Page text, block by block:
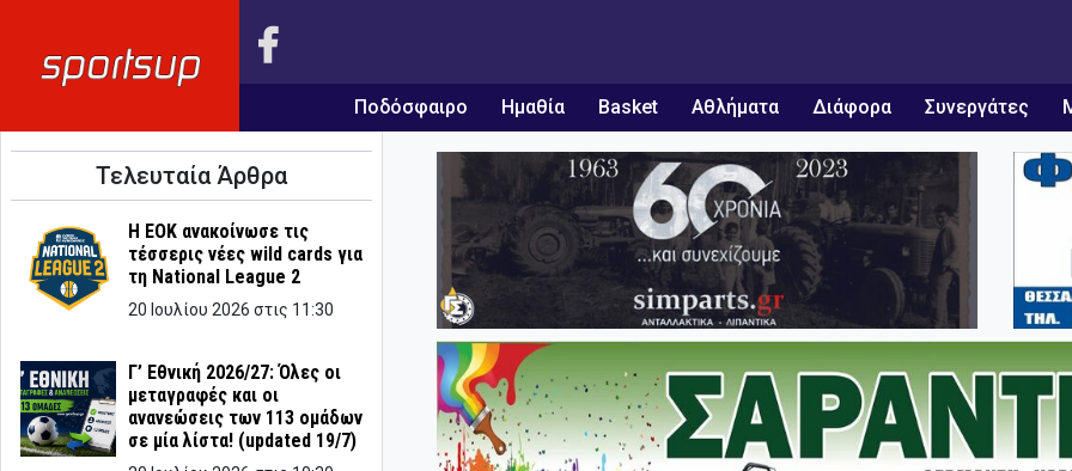
Ποδόσφαιρο Ημαθία Basket Αθλήματα Διάφορα Συνεργάτες
Τελευταία Άρθρα
Η ΕΟΚ ανακοίνωσε τις
τέσσερις νέες wild cards για
τη National League 2
20 Ιουλίου 2026 στις 11:30
Γ’ Εθνική 2026/27: Όλες οι
μεταγραφές και οι
ανανεώσεις των 113 ομάδων
σε μία λίστα! (updated 19/7)